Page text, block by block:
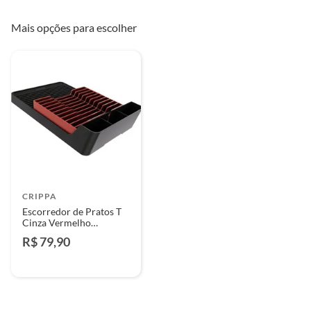
Mais opções para escolher
CRIPPA
Escorredor de Pratos T
Cinza Vermelho
R$ 79,90